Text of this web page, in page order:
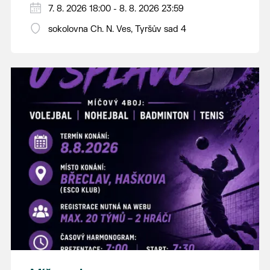
PÁTEK 7. srpna
18:00 - ruční stavění máje
14:00 - krojový průvod pro stárky od
hostince “U Buvola”
16:00 - odpolední zábava na sokolovně
21:00 - večerní zábava
K tanci a poslechu bude hrát DH
Lanžhotčané.
Těšíme se na Vás!
7. 8. 2026 18:00 - 8. 8. 2026 23:59
sokolovna Ch. N. Ves, Tyršův sad 4